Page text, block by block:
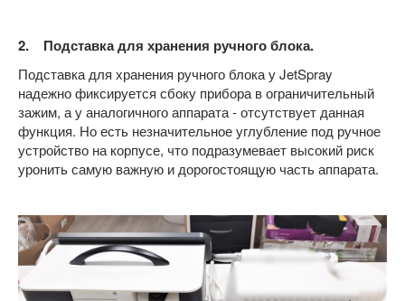
2. Подставка для хранения ручного блока.
Подставка для хранения ручного блока у JetSpray
надежно фиксируется сбоку прибора в ограничительный
зажим, а у аналогичного аппарата - отсутствует данная
функция. Но есть незначительное углубление под ручное
устройство на корпусе, что подразумевает высокий риск
уронить самую важную и дорогостоящую часть аппарата.